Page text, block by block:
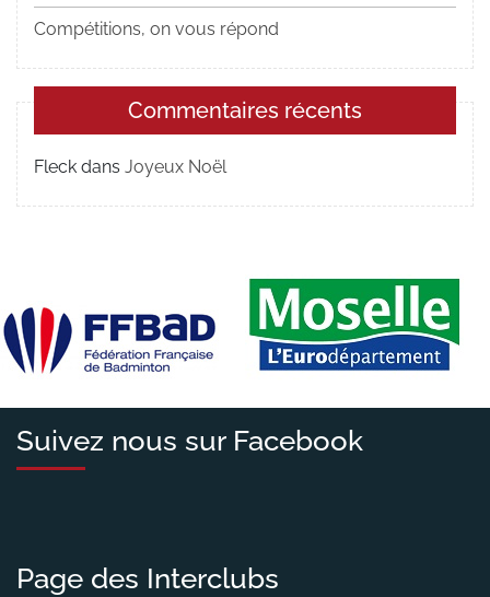
Compétitions, on vous répond
Commentaires récents
Fleck dans Joyeux Noël
Suivez nous sur Facebook
Page des Interclubs